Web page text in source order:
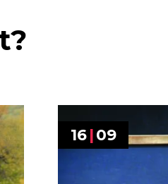
16 |09